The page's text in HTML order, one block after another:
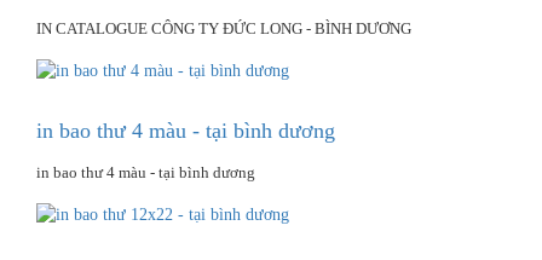
IN CATALOGUE CÔNG TY ĐỨC LONG - BÌNH DƯƠNG
in bao thư 4 màu - tại bình dương
in bao thư 4 màu - tại bình dương